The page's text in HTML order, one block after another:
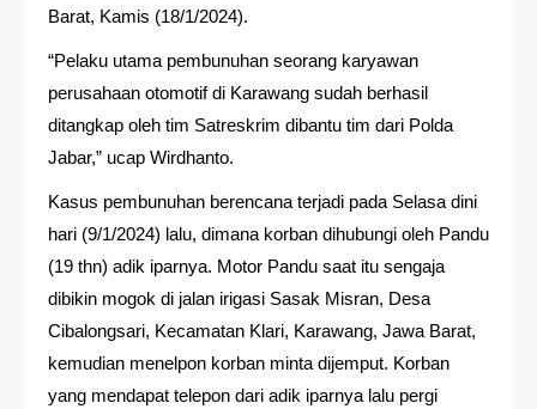
Barat, Kamis (18/1/2024).
“Pelaku utama pembunuhan seorang karyawan
perusahaan otomotif di Karawang sudah berhasil
ditangkap oleh tim Satreskrim dibantu tim dari Polda
Jabar,” ucap Wirdhanto.
Kasus pembunuhan berencana terjadi pada Selasa dini
hari (9/1/2024) lalu, dimana korban dihubungi oleh Pandu
(19 thn) adik iparnya. Motor Pandu saat itu sengaja
dibikin mogok di jalan irigasi Sasak Misran, Desa
Cibalongsari, Kecamatan Klari, Karawang, Jawa Barat,
kemudian menelpon korban minta dijemput. Korban
yang mendapat telepon dari adik iparnya lalu pergi